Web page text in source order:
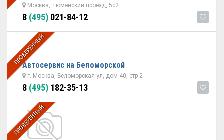
Москва, Тюменский проезд, 5с2
8 (495) 021-84-12
ПРОВЕРЕННЫЙ
Автосервис на Беломорской
г. Москва, Беломорская ул, дом 40, стр 2
8 (495) 182-35-13
ПРОВЕРЕННЫЙ